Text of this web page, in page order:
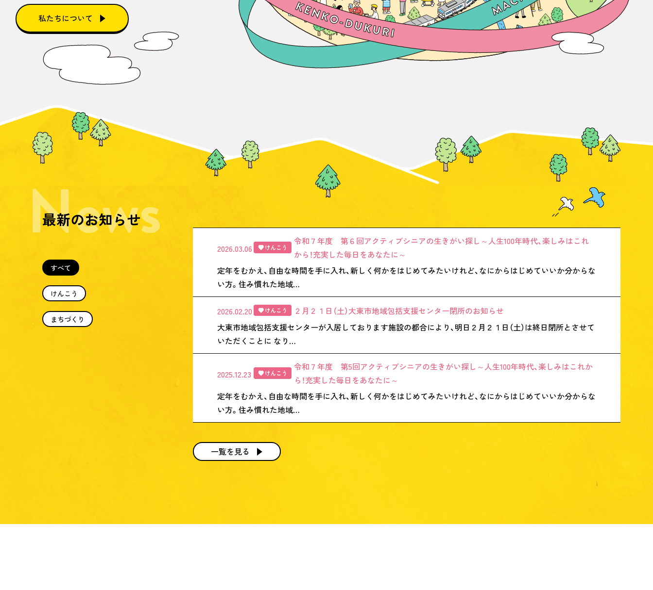
私たちについて
最新のお知らせ
すべて
けんこう
まちづくり
2026.03.06
令和７年度 第６回アクティブシニアの生きがい探し～人生100年時代、楽しみはこれ
から！充実した毎日をあなたに～
定年をむかえ、自由な時間を手に入れ、新しく何かをはじめてみたいけれど、なにからはじめていいか分からな
い方。住み慣れた地域…
2026.02.20
２月２１日（土）大東市地域包括支援センター閉所のお知らせ
大東市地域包括支援センターが入居しております施設の都合により、明日２月２１日（土）は終日閉所とさせて
いただくことに なり…
2025.12.23
令和７年度 第5回アクティブシニアの生きがい探し～人生100年時代、楽しみはこれか
ら！充実した毎日をあなたに～
定年をむかえ、自由な時間を手に入れ、新しく何かをはじめてみたいけれど、なにからはじめていいか分からな
い方。住み慣れた地域…
一覧を見る